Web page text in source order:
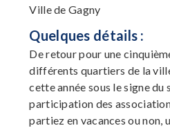
Ville de Gagny
Quelques détails :
De retour pour une
différents quartiers de la
cette année sous le signe du
participation des
partiez en vacances ou non,